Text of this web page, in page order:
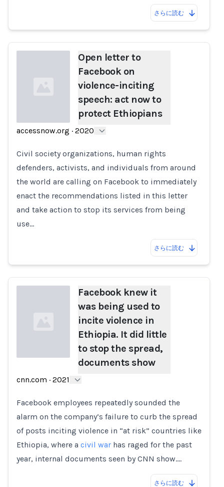
さらに読む
Open letter to
Facebook on
violence-inciting
speech: act now to
protect Ethiopians
accessnow.org · 2020
Civil society organizations, human rights
defenders, activists, and individuals from around
the world are calling on Facebook to immediately
enact the recommendations listed in this letter
and take action to stop its services from being
use…
さらに読む
Loading...
Facebook knew it
was being used to
incite violence in
Ethiopia. It did little
to stop the spread,
documents show
cnn.com · 2021
Facebook employees repeatedly sounded the
alarm on the company’s failure to curb the spread
of posts inciting violence in “at risk” countries like
Ethiopia, where a civil war has raged for the past
year, internal documents seen by CNN show.…
さらに読む